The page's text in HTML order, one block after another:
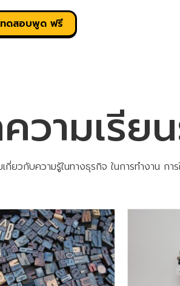
ทดสอบพูด ฟรี
วามเรีย
กี่ยวกับความรู้ในทางธุรกิจ ในการทำงาน ก